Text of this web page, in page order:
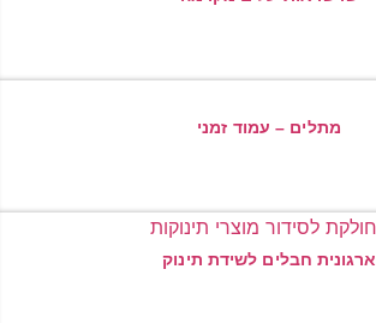
מתלים – עמוד זמני
ארגונית חבלים לשידת תינוק